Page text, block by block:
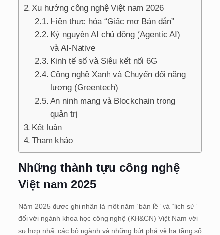
Xu hướng công nghệ Việt nam 2026
Hiện thực hóa “Giấc mơ Bán dẫn”
Kỷ nguyên AI chủ động (Agentic AI)
và AI-Native
Kinh tế số và Siêu kết nối 6G
Công nghệ Xanh và Chuyển đổi năng
lượng (Greentech)
An ninh mạng và Blockchain trong
quản trị
Kết luận
Tham khảo
Những thành tựu công nghệ
Việt nam 2025
Năm 2025 được ghi nhận là một năm “bản lề” và “lịch sử”
đối với ngành khoa học công nghệ (KH&CN) Việt Nam với
sự hợp nhất các bộ ngành và những bứt phá về hạ tầng số